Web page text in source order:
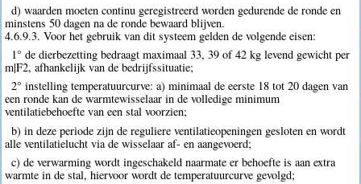
d) waarden moeten continu geregistreerd worden gedurende de ronde en
minstens 50 dagen na de ronde bewaard blijven.
4.6.9.3. Voor het gebruik van dit systeem gelden de volgende eisen:
1° de dierbezetting bedraagt maximaal 33, 39 of 42 kg levend gewicht per
m|F2, afhankelijk van de bedrijfssituatie;
2° instelling temperatuurcurve: a) minimaal de eerste 18 tot 20 dagen van
een ronde kan de warmtewisselaar in de volledige minimum
ventilatiebehoefte van een stal voorzien;
b) in deze periode zijn de reguliere ventilatieopeningen gesloten en wordt
alle ventilatielucht via de wisselaar af- en aangevoerd;
c) de verwarming wordt ingeschakeld naarmate er behoefte is aan extra
warmte in de stal, hiervoor wordt de temperatuurcurve gevolgd;